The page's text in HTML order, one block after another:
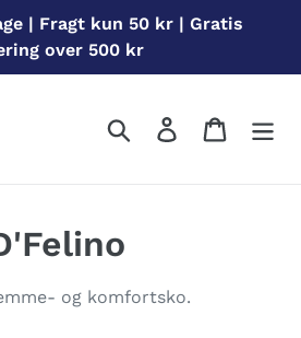
| Fragt kun 50 kr | Gratis
over 500 kr
Søg Log ind
og komfortsko.